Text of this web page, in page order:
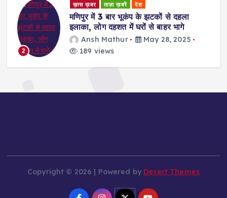
2
ख़ास ख़बर ताज़ा ख़बरें देश
मणिपुर में 3 बार भूकंप के झटकों से दहला
इलाका, लोग दहशत में घरों से बाहर भागे
Ansh Mathur
May 28, 2025
189 views
Copyright © 2026 | Powered by Desert Themes